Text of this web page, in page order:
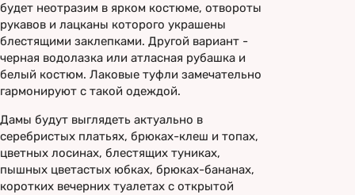
будет неотразим в ярком костюме, отвороты
рукавов и лацканы которого украшены
блестящими заклепками. Другой вариант -
черная водолазка или атласная рубашка и
белый костюм. Лаковые туфли замечательно
гармонируют с такой одеждой.
Дамы будут выглядеть актуально в
серебристых платьях, брюках-клеш и топах,
цветных лосинах, блестящих туниках,
пышных цветастых юбках, брюках-бананах,
коротких вечерних туалетах с открытой